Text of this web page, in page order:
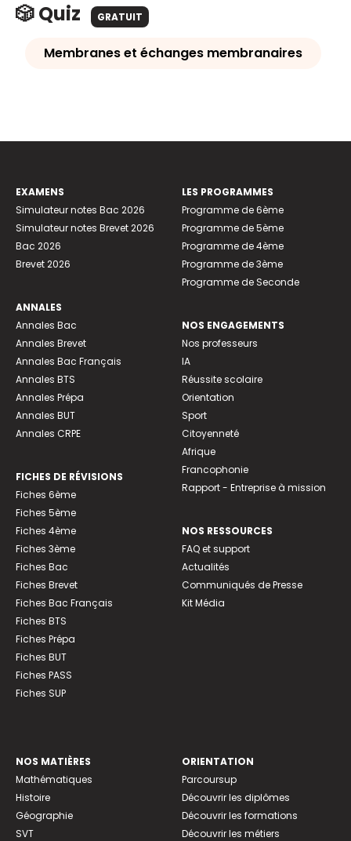
🎲 Quiz GRATUIT
Membranes et échanges membranaires
EXAMENS
Simulateur notes Bac 2026
Simulateur notes Brevet 2026
Bac 2026
Brevet 2026
ANNALES
Annales Bac
Annales Brevet
Annales Bac Français
Annales BTS
Annales Prépa
Annales BUT
Annales CRPE
FICHES DE RÉVISIONS
Fiches 6ème
Fiches 5ème
Fiches 4ème
Fiches 3ème
Fiches Bac
Fiches Brevet
Fiches Bac Français
Fiches BTS
Fiches Prépa
Fiches BUT
Fiches PASS
Fiches SUP
LES PROGRAMMES
Programme de 6ème
Programme de 5ème
Programme de 4ème
Programme de 3ème
Programme de Seconde
NOS ENGAGEMENTS
Nos professeurs
IA
Réussite scolaire
Orientation
Sport
Citoyenneté
Afrique
Francophonie
Rapport - Entreprise à mission
NOS RESSOURCES
FAQ et support
Actualités
Communiqués de Presse
Kit Média
NOS MATIÈRES
Mathématiques
Histoire
Géographie
SVT
ORIENTATION
Parcoursup
Découvrir les diplômes
Découvrir les formations
Découvrir les métiers